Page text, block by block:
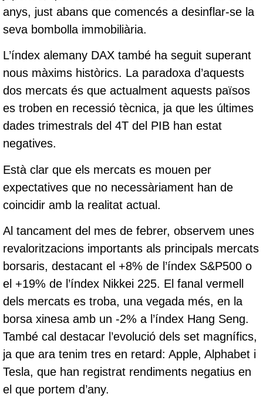
anys, just abans que comencés a desinflar-se la
seva bombolla immobiliària.
L’índex alemany DAX també ha seguit superant
nous màxims històrics. La paradoxa d’aquests
dos mercats és que actualment aquests països
es troben en recessió tècnica, ja que les últimes
dades trimestrals del 4T del PIB han estat
negatives.
Està clar que els mercats es mouen per
expectatives que no necessàriament han de
coincidir amb la realitat actual.
Al tancament del mes de febrer, observem unes
revaloritzacions importants als principals mercats
borsaris, destacant el +8% de l’índex S&P500 o
el +19% de l’índex Nikkei 225. El fanal vermell
dels mercats es troba, una vegada més, en la
borsa xinesa amb un -2% a l’índex Hang Seng.
També cal destacar l’evolució dels set magnífics,
ja que ara tenim tres en retard: Apple, Alphabet i
Tesla, que han registrat rendiments negatius en
el que portem d’any.